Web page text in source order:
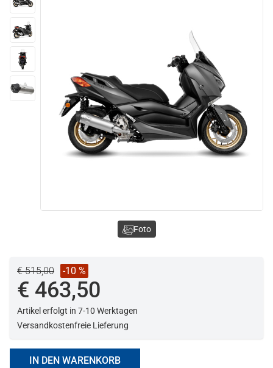
€ 515,00 -10 %
€ 463,50
Artikel erfolgt in 7-10 Werktagen
Versandkostenfreie Lieferung
IN DEN WARENKORB
Foto